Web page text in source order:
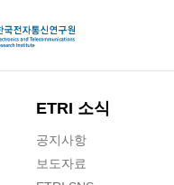
ETRI 소식
공지사항
보도자료